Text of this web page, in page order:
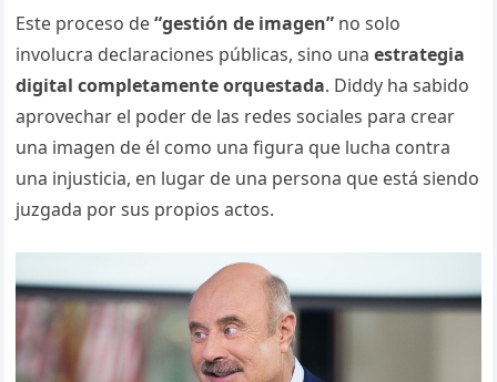
Este proceso de“gestión de imagen” no solo
involucra declaraciones públicas, sino unaestrategia
digital completamente orquestada. Diddy ha sabido
aprovechar el poder de las redes sociales para crear
una imagen de él como una figura que lucha contra
una injusticia, en lugar de una persona que está siendo
juzgada por sus propios actos.